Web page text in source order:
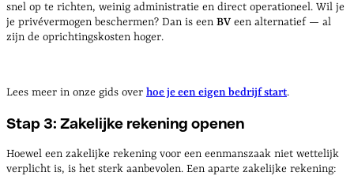
snel op te richten, weinig administratie en direct operationeel. Wil je
je privévermogen beschermen? Dan is een BV een alternatief — al
zijn de oprichtingskosten hoger.
Lees meer in onze gids over hoe je een eigen bedrijf start.
Stap 3: Zakelijke rekening openen
Hoewel een zakelijke rekening voor een eenmanszaak niet wettelijk
verplicht is, is het sterk aanbevolen. Een aparte zakelijke rekening: